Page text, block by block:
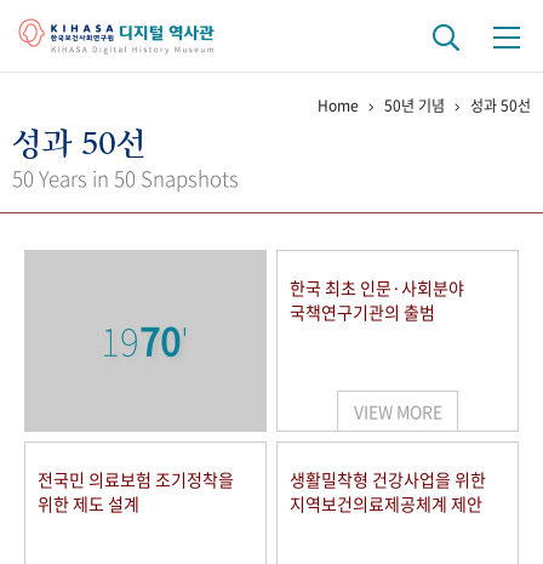
걸어온 길 기관 변천사
키워드로 보는 연구 역사
연구자들
사진 아카이브 문서 기록물 행정박물 영상 기록물
50+1 주년 기념
Home 50년 기념 성과 50선
성과 50선
50 Years in 50 Snapshots
1970'
한국 최초 인문·사회분야
국책연구기관의 출범
VIEW MORE
전국민 의료보험 조기정착을
위한 제도 설계
생활밀착형 건강사업을 위한
지역보건의료제공체계 제안